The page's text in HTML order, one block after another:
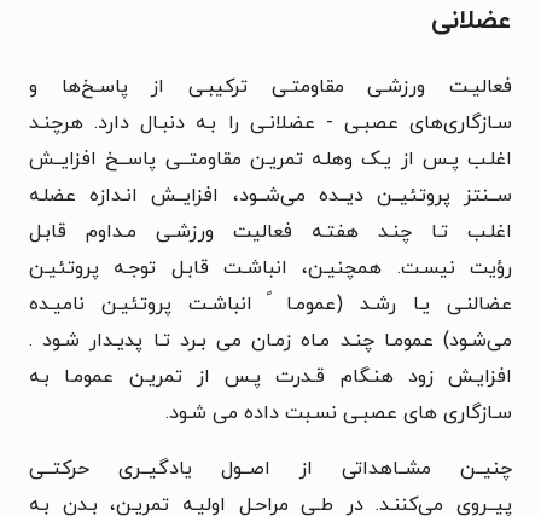
عضلانی
فعالیـت ورزشـی مقاومتـی ترکیبـی از پاسـخ‌ها و
سـازگاری‌های عصبـی - عضلانـی را بـه دنبـال دارد. هرچنـد
اغلـب پـس از یـک وهلـه تمریـن مقاومتــی پاســخ افزایــش
ســنتز پروتئیــن دیــده می‌شــود، افزایــش انـدازه عضلـه
اغلـب تـا چنـد هفتـه فعالیت ورزشـی مـداوم قابـل
رؤیت نیسـت. همچنیـن، انباشـت قابـل توجـه پروتئیـن
عضالنـی یـا رشـد (عمومـا ً انباشـت پروتئیـن نامیـده
می‌شـود) عمومـاچنـد مـاه زمـان می بـرد تـا پدیـدار شـود .
افزایـش زود هنـگام قـدرت پـس ازتمریـن عمومـا
بـه
سـازگاری های عصبـی نسـبت داده می شـود.
چنیــن مشــاهداتی از اصــول یادگیــری حرکتــی
پیــروی می‌کننـد. در طـی مراحـل اولیـه تمریـن، بـدن بـه